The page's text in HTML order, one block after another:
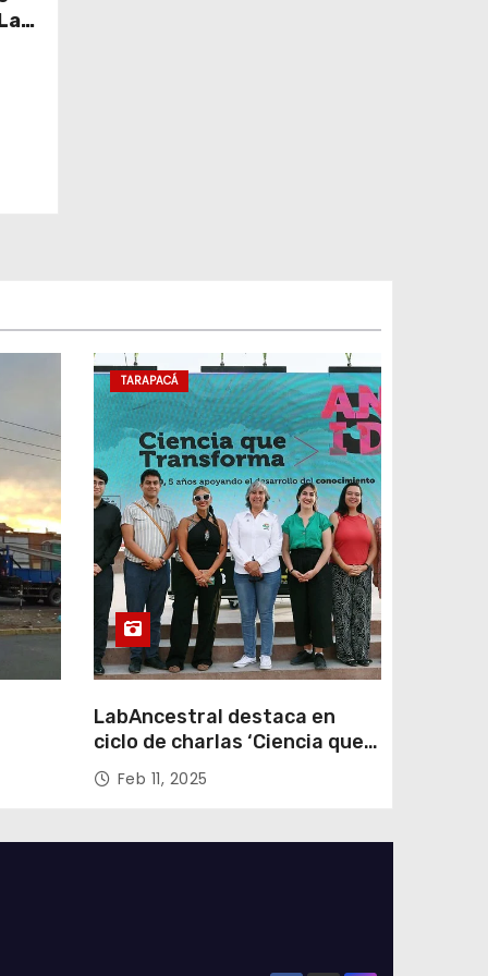
TARAPACÁ
LabAncestral destaca en
ciclo de charlas ‘Ciencia que
Transforma’ de ANID
Feb 11, 2025